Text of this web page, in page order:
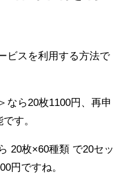
ビスを利用する方法で
なら20枚1100円、再申
す。
20枚×60種類 で20セッ
円ですね。